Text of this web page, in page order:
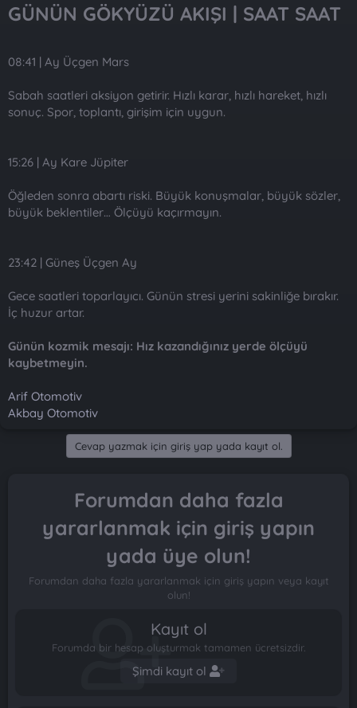
GÜNÜN GÖKYÜZÜ AKIŞI | SAAT SAAT​
08:41 | Ay Üçgen Mars
Sabah saatleri aksiyon getirir. Hızlı karar, hızlı hareket, hızlı
sonuç. Spor, toplantı, girişim için uygun.
15:26 | Ay Kare Jüpiter
Öğleden sonra abartı riski. Büyük konuşmalar, büyük sözler,
büyük beklentiler… Ölçüyü kaçırmayın.
23:42 | Güneş Üçgen Ay
Gece saatleri toparlayıcı. Günün stresi yerini sakinliğe bırakır.
İç huzur artar.
Günün kozmik mesajı: Hız kazandığınız yerde ölçüyü
kaybetmeyin.
Arif Otomotiv
Akbay Otomotiv
Cevap yazmak için giriş yap yada kayıt ol.
Forumdan daha fazla
yararlanmak için giriş yapın
yada üye olun!
Forumdan daha fazla yararlanmak için giriş yapın veya kayıt
olun!
Kayıt ol
Forumda bir hesap oluşturmak tamamen ücretsizdir.
Şimdi kayıt ol